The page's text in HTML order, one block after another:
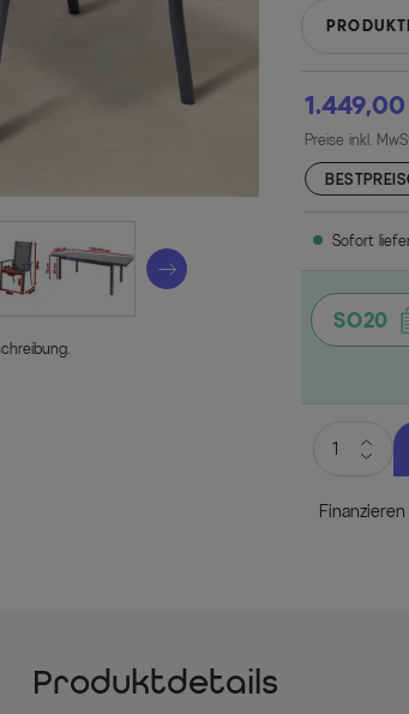
Preise inkl.
Sofort
SO20
Produktdetails